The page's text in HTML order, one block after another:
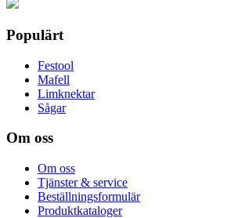
Populärt
Festool
Mafell
Limknektar
Sågar
Om oss
Om oss
Tjänster & service
Beställningsformulär
Produktkataloger